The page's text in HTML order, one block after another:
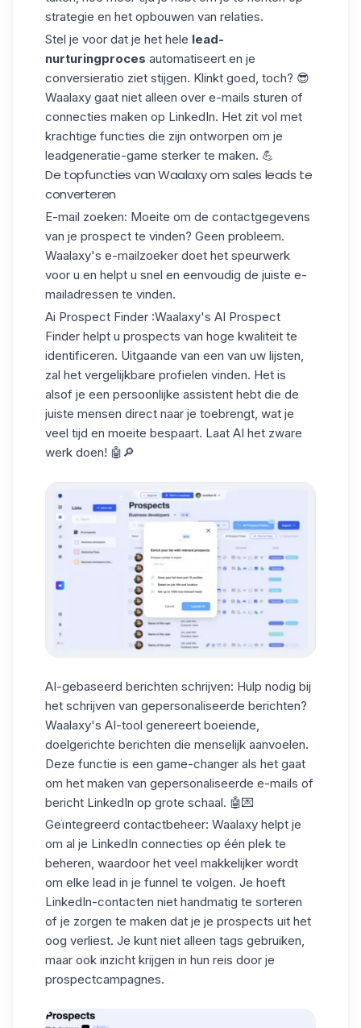
strategie en het opbouwen van relaties.
Stel je voor dat je het hele lead-
nurturingproces automatiseert en je
conversieratio ziet stijgen. Klinkt goed, toch? 😎
Waalaxy gaat niet alleen over e-mails sturen of
connecties maken op LinkedIn. Het zit vol met
krachtige functies die zijn ontworpen om je
leadgeneratie-game sterker te maken. 💪
De topfuncties van Waalaxy om sales leads te
converteren
E-mail zoeken: Moeite om de contactgegevens
van je prospect te vinden? Geen probleem.
Waalaxy's e-mailzoeker doet het speurwerk
voor u en helpt u snel en eenvoudig de juiste e-
mailadressen te vinden.
Ai Prospect Finder :Waalaxy's AI Prospect
Finder helpt u prospects van hoge kwaliteit te
identificeren. Uitgaande van een van uw lijsten,
zal het vergelijkbare profielen vinden. Het is
alsof je een persoonlijke assistent hebt die de
juiste mensen direct naar je toebrengt, wat je
veel tijd en moeite bespaart. Laat AI het zware
werk doen! 🤖🔎
AI-gebaseerd berichten schrijven: Hulp nodig bij
het schrijven van gepersonaliseerde berichten?
Waalaxy's AI-tool genereert boeiende,
doelgerichte berichten die menselijk aanvoelen.
Deze functie is een game-changer als het gaat
om het maken van gepersonaliseerde e-mails of
bericht LinkedIn op grote schaal. 🤖💌
Geïntegreerd contactbeheer: Waalaxy helpt je
om al je LinkedIn connecties op één plek te
beheren, waardoor het veel makkelijker wordt
om elke lead in je funnel te volgen. Je hoeft
LinkedIn-contacten niet handmatig te sorteren
of je zorgen te maken dat je je prospects uit het
oog verliest. Je kunt niet alleen tags gebruiken,
maar ook inzicht krijgen in hun reis door je
prospectcampagnes.